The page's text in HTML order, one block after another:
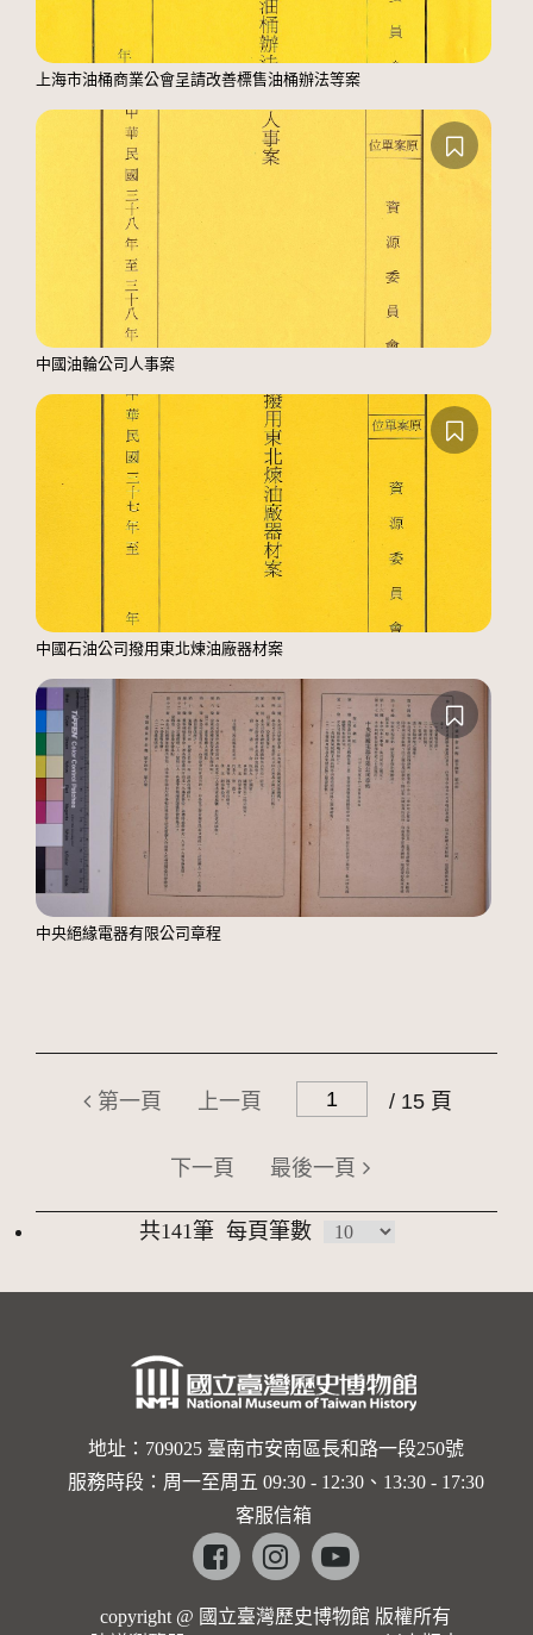
上海市油桶商業公會呈請改善標售油桶辦法等案
中國油輪公司人事案
中國石油公司撥用東北煉油廠器材案
中央絕緣電器有限公司章程
第一頁 上一頁 / 15 頁
下一頁 最後一頁
共141筆 每頁筆數
地址：709025 臺南市安南區長和路一段250號
服務時段：周一至周五 09:30 - 12:30、13:30 - 17:30
客服信箱
Facebookinstagramyoutube
copyright @ 國立臺灣歷史博物館 版權所有